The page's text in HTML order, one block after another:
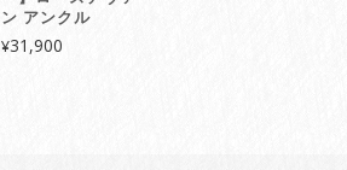
ン アンクル
¥31,900